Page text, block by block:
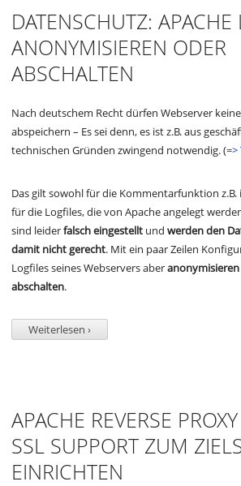
DATENSCHUTZ: APACHE
ANONYMISIEREN ODER
ABSCHALTEN
Nach deutschem Recht dürfen Webserver
abspeichern – Es sei denn, es ist z.B. aus
technischen Gründen zwingend notwendig. (=>
Das gilt sowohl für die Kommentarfunktion z.B.
für die Logfiles, die von Apache angelegt
sind leiderfalsch eingestellt und werden den
damit nicht gerecht. Mit ein paar Zeilen
Logfiles seines Webservers aberanonymisieren
abschalten.
Weiterlesen ›
APACHE REVERSE
SSL SUPPORT ZUM
EINRICHTEN